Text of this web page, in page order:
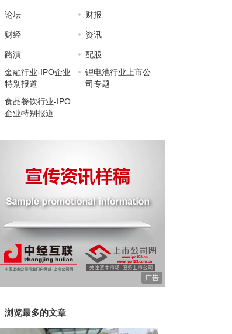
论坛 财报
财经 资讯
路演
配股
金融行业-IPO企业
特别报道
锂电池行业上市公
司专题
食品餐饮行业-IPO
企业特别报道
广告
浏览最多的文章